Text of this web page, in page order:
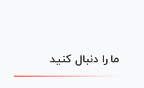
ما را دنبال کنید